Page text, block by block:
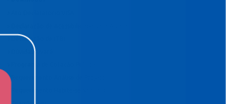
Declaração de ITBI
Dúvidas Alvará